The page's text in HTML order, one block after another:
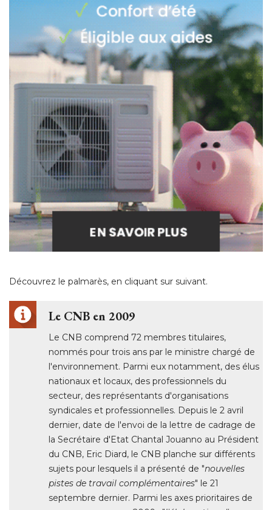
Découvrez le palmarès, en cliquant sur suivant.
Le CNB en 2009
Le CNB comprend 72 membres titulaires,
nommés pour trois ans par le ministre chargé de
l'environnement. Parmi eux notamment, des élus
nationaux et locaux, des professionnels du
secteur, des représentants d'organisations
syndicales et professionnelles. Depuis le 2 avril
dernier, date de l'envoi de la lettre de cadrage de
la Secrétaire d'Etat Chantal Jouanno au Président
du CNB, Eric Diard, le CNB planche sur différents
sujets pour lesquels il a présenté de "nouvelles
pistes de travail complémentaires" le 21
septembre dernier. Parmi les axes prioritaires de